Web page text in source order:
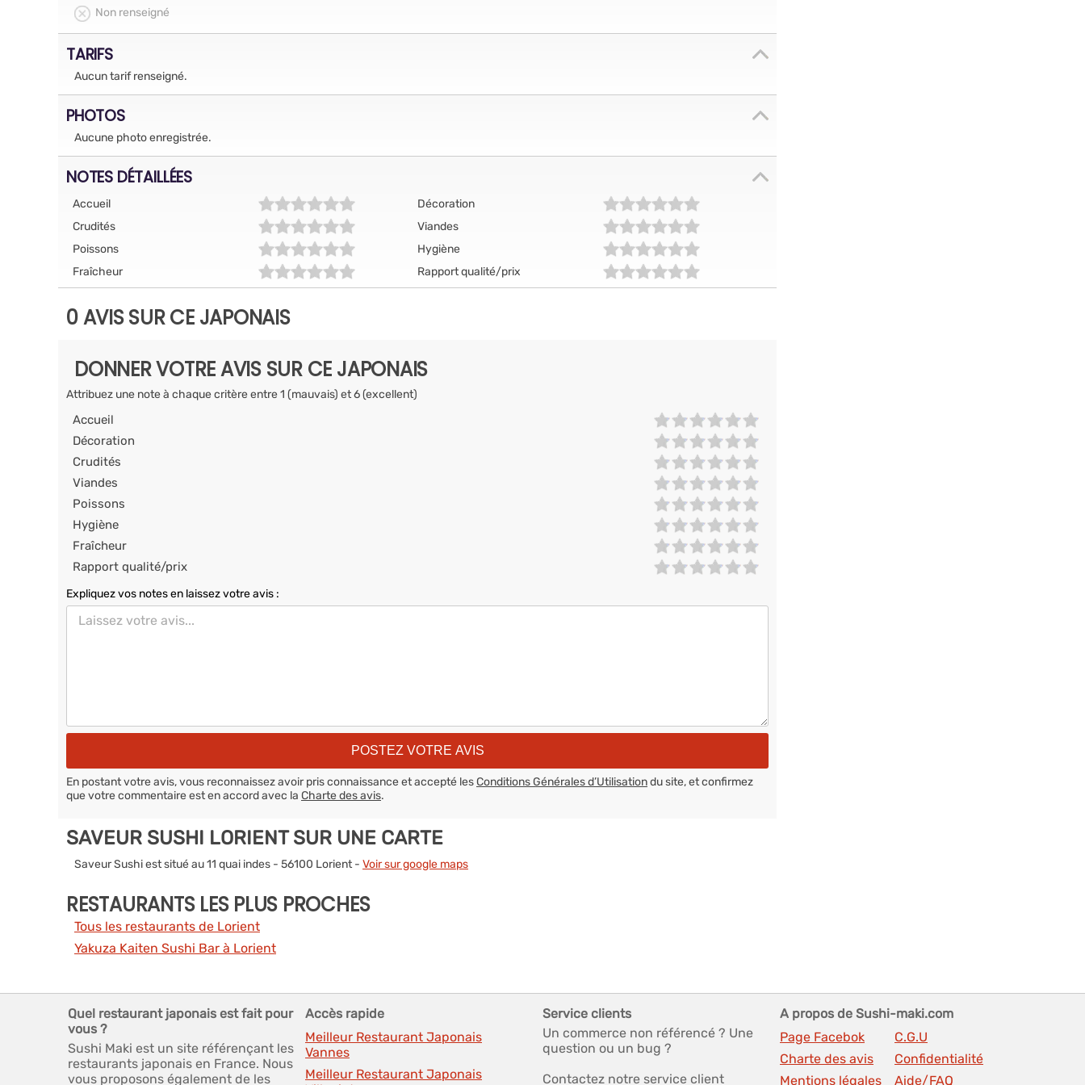
Non renseigné
TARIFS
Aucun tarif renseigné.
PHOTOS
Aucune photo enregistrée.
NOTES DÉTAILLÉES
Accueil
Décoration
Crudités
Viandes
Poissons
Hygiène
Fraîcheur
Rapport qualité/prix
0 AVIS SUR CE JAPONAIS
DONNER VOTRE AVIS SUR CE JAPONAIS
Attribuez une note à chaque critère entre 1 (mauvais) et 6 (excellent)
Accueil
Décoration
Crudités
Viandes
Poissons
Hygiène
Fraîcheur
Rapport qualité/prix
Expliquez vos notes en laissez votre avis :
En postant votre avis, vous reconnaissez avoir pris connaissance et accepté lesConditions Générales d’Utilisationdu site, et confirmez
que votre commentaire est en accord avec la Charte des avis.
SAVEUR SUSHI LORIENT SUR UNE CARTE
Saveur Sushi est situé au 11 quai indes - 56100 Lorient - Voir sur google maps
RESTAURANTS LES PLUS PROCHES
Tous les restaurants de Lorient
Yakuza Kaiten Sushi Bar à Lorient
Quel restaurant japonais est fait pour
vous ?
Sushi Maki est un site référençant les
restaurants japonais en France. Nous
vous proposons également de les
Accès rapide
Meilleur Restaurant Japonais
Vannes
Meilleur Restaurant Japonais
Service clients
Un commerce non référencé ? Une
question ou un bug ?
Contactez notre service client
A propos de Sushi-maki.com
Page Facebok
C.G.U
Charte des avis
Confidentialité
Mentions légales
Aide/FAQ